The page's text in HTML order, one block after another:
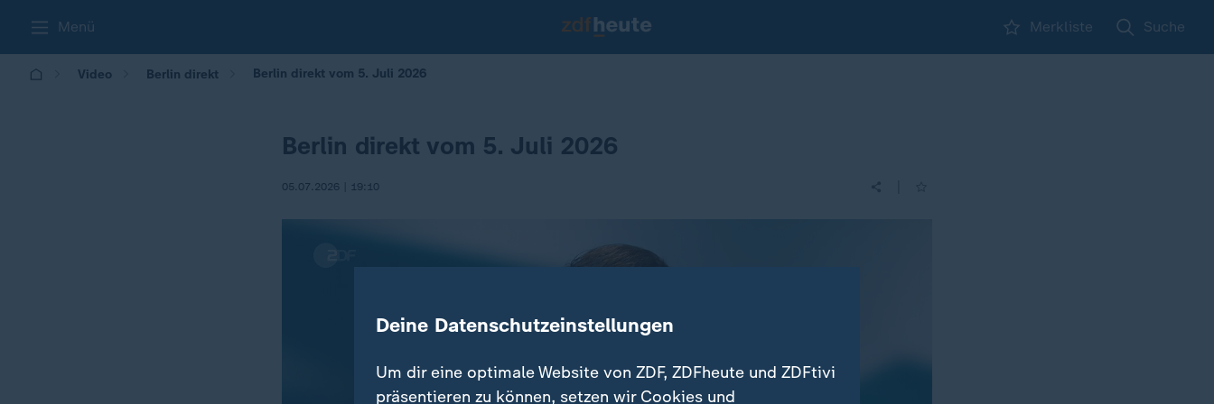
Menü Merkliste Suche
Video Berlin direkt Berlin direkt vom 5. Juli 2026
Berlin direkt vom 5. Juli 2026
05.07.2026 | 19:10
Deine Datenschutzeinstellungen
Um dir eine optimale Website von ZDF, ZDFheute und ZDFtivi
präsentieren zu können, setzen wir Cookies und